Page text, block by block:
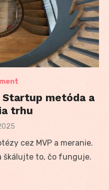
metóda a
trhu
cez MVP a meranie.
škálujte to, čo funguje.